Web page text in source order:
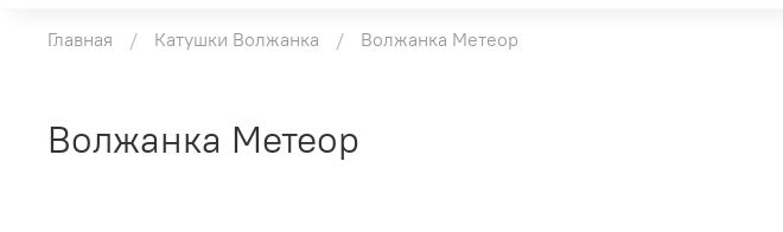
Главная Катушки Волжанка Волжанка Метеор
Волжанка Метеор